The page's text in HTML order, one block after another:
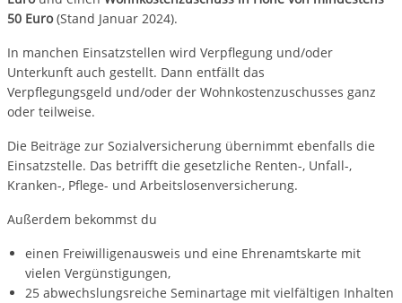
50 Euro(Stand Januar 2024).
In manchen Einsatzstellen wird Verpflegung und/oder
Unterkunft auch gestellt. Dann entfällt das
Verpflegungsgeld und/oder der Wohnkostenzuschusses ganz
oder teilweise.
Die Beiträge zur Sozialversicherung übernimmt ebenfalls die
Einsatzstelle. Das betrifft die gesetzliche Renten-, Unfall-,
Kranken-, Pflege- und Arbeitslosenversicherung.
Außerdem bekommst du
einen Freiwilligenausweis und eine Ehrenamtskarte mit
vielen Vergünstigungen,
25 abwechslungsreiche Seminartage mit vielfältigen Inhalten